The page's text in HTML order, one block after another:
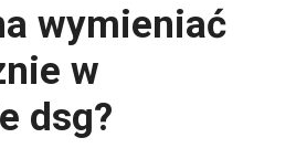
wymieniać
w
dsg?